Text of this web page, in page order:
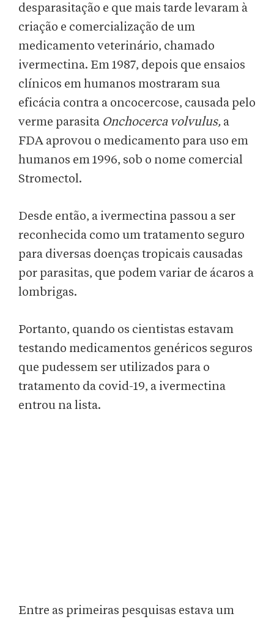
desparasitação e que mais tarde levaram à
criação e comercialização de um
medicamento veterinário, chamado
ivermectina. Em 1987, depois que ensaios
clínicos em humanos mostraram sua
eficácia contra a oncocercose, causada pelo
verme parasita Onchocerca volvulus, a
FDA aprovou o medicamento para uso em
humanos em 1996, sob o nome comercial
Stromectol.
Desde então, a ivermectina passou a ser
reconhecida como um tratamento seguro
para diversas doenças tropicais causadas
por parasitas, que podem variar de ácaros a
lombrigas.
Portanto, quando os cientistas estavam
testando medicamentos genéricos seguros
que pudessem ser utilizados para o
tratamento da covid-19, a ivermectina
entrou na lista.
Entre as primeiras pesquisas estava um